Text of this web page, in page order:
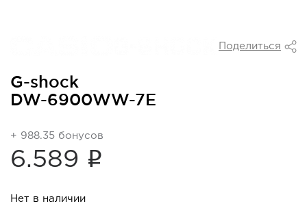
Поделиться
G-shock
DW-6900WW-7E
+ 988.35 бонусов
6.589 i
Нет в наличии